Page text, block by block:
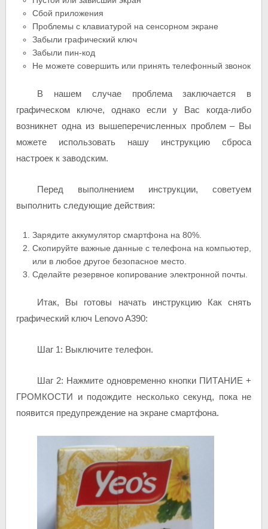
Сбой приложения
Проблемы с клавиатурой на сенсорном экране
Забыли графический ключ
Забыли пин-код
Не можете совершить или принять телефонный звонок
В нашем случае проблема заключается в
графическом ключе, однако если у Вас когда-либо
возникнет одна из вышеперечисленных проблем – Вы
можете использовать нашу инструкцию сброса
настроек к заводским.
Перед выполнением инструкции, советуем
выполнить следующие действия:
Зарядите аккумулятор смартфона на 80%.
Скопируйте важные данные с телефона на компьютер,
или в любое другое безопасное место.
Сделайте резервное копирование электронной почты.
Итак, Вы готовы начать инструкцию Как снять
графический ключ Lenovo A390:
Шаг 1: Выключите телефон.
Шаг 2: Нажмите одновременно кнопки ПИТАНИЕ +
ГРОМКОСТИ и подождите несколько секунд, пока не
появится предупреждение на экране смартфона.